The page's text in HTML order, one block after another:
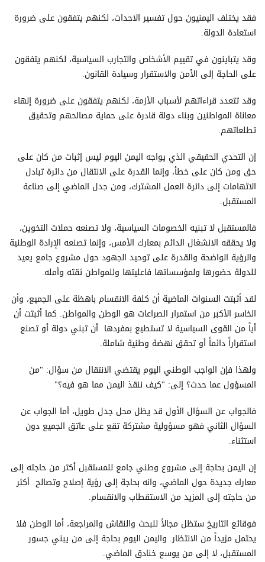
فقد يختلف اليمنيون حول تفسير الاحداث، لكنهم يتفقون على ضرورة
استعادة الدولة.
وقد يتباينون في تقييم الأشخاص والتجارب السياسية، لكنهم يتفقون
على الحاجة إلى الأمن والاستقرار وسيادة القانون.
وقد تتعدد قراءاتهم لأسباب الأزمة، لكنهم يتفقون على ضرورة إنهاء
معاناة المواطنين وبناء دولة قادرة على حماية مصالحهم وتحقيق
تطلعاتهم.
إن التحدي الحقيقي الذي يواجه اليمن اليوم ليس إثبات من كان على
حق ومن كان على خطأ، وإنما القدرة على الانتقال من دائرة تبادل
الاتهامات إلى دائرة العمل المشترك، ومن جدل الماضي إلى صناعة
المستقبل.
فالمستقبل لا تبنيه الخصومات السياسية، ولا تصنعه حملات التخوين،
ولا يحققه الانشغال الدائم بمعارك الأمس، وإنما تصنعه الإرادة الوطنية
والرؤية الواضحة والقدرة على توحيد الجهود حول مشروع جامع يعيد
للدولة حضورها ولمؤسساتها فاعليتها وللمواطن ثقته وأمله.
لقد أثبتت السنوات الماضية أن كلفة الانقسام باهظة على الجميع، وأن
الخاسر الأكبر من استمرار الصراعات هو الوطن والمواطن. كما أثبتت أن
أياً من القوى السياسية لا تستطيع بمفردها أن تبني دولة أو تصنع
استقراراً دائماً أو تحقق نهضة وطنية شاملة.
ولهذا فإن الواجب الوطني اليوم يقتضي الانتقال من سؤال: "من
المسؤول عما حدث؟ إلى: "كيف ننقذ اليمن مما هو فيه؟"
فالجواب عن السؤال الأول قد يظل محل جدل طويل، أما الجواب عن
السؤال الثاني فهو مسؤولية مشتركة تقع على عاتق الجميع دون
استثناء.
إن اليمن بحاجة إلى مشروع وطني جامع للمستقبل أكثر من حاجته إلى
معارك جديدة حول الماضي، وانه بحاجة إلى رؤية إصلاح وتصالح أكثر
من حاجته إلى المزيد من الاستقطاب والانقسام.
فوقائع التاريخ ستظل مجالاً للبحث والنقاش والمراجعة، أما الوطن فلا
يحتمل مزيداً من الانتظار. واليمن اليوم بحاجة إلى من يبني جسور
المستقبل، لا إلى من يوسع خنادق الماضي.